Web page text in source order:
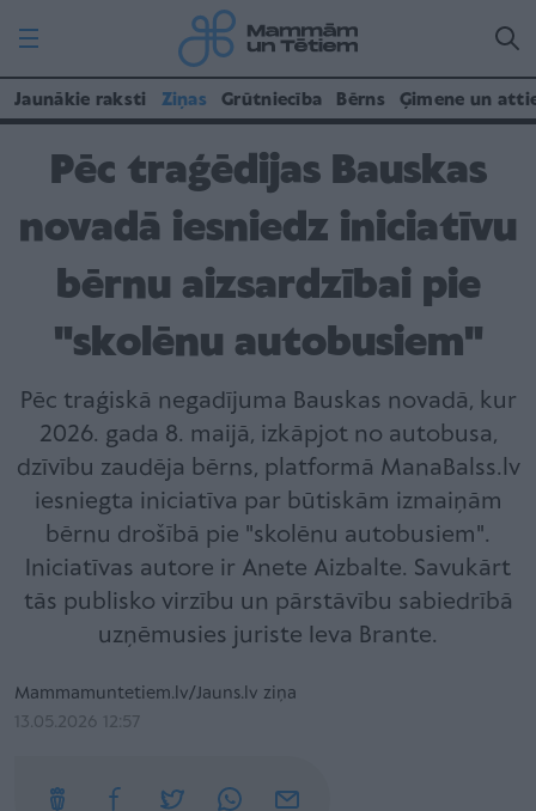
Jaunākie raksti Ziņas Grūtniecība Bērns Ģimene un
Pēc traģēdijas Bauskas
novadā iesniedz iniciatīvu
bērnu aizsardzībai pie
"skolēnu autobusiem"
Pēc traģiskā negadījuma Bauskas novadā, kur
2026. gada 8. maijā, izkāpjot no autobusa,
dzīvību zaudēja bērns, platformā ManaBalss.lv
iesniegta iniciatīva par būtiskām izmaiņām
bērnu drošībā pie "skolēnu autobusiem".
Iniciatīvas autore ir Anete Aizbalte. Savukārt
tās publisko virzību un pārstāvību sabiedrībā
uzņēmusies juriste Ieva Brante.
Mammamuntetiem.lv/Jauns.lv ziņa
13.05.2026 12:57